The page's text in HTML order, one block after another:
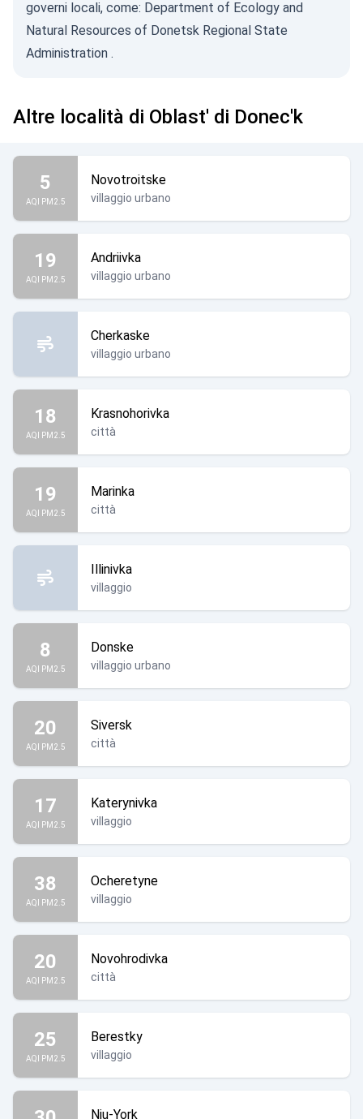
governi locali, come: Department of Ecology and
Natural Resources of Donetsk Regional State
Administration .
Altre località di Oblast' di Donec'k
5
AQI PM2.5
Novotroitske
villaggio urbano
19
AQI PM2.5
Andriivka
villaggio urbano
Cherkaske
villaggio urbano
18
AQI PM2.5
Krasnohorivka
città
19
AQI PM2.5
Marinka
città
Illinivka
villaggio
8
AQI PM2.5
Donske
villaggio urbano
20
AQI PM2.5
Siversk
città
17
AQI PM2.5
Katerynivka
villaggio
38
AQI PM2.5
Ocheretyne
villaggio
20
AQI PM2.5
Novohrodivka
città
25
AQI PM2.5
Berestky
villaggio
Niu-York